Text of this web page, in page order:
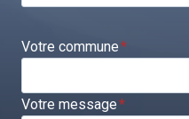
Votre commune*
Votre message*